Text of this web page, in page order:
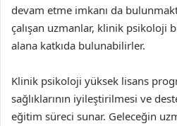
devam etme imkanı da
çalışan uzmanlar, klinik psikoloji
alana katkıda bulunabilirler.
Klinik psikoloji yüksek lisans
sağlıklarının iyileştirilmesi ve
eğitim süreci sunar. Geleceğin